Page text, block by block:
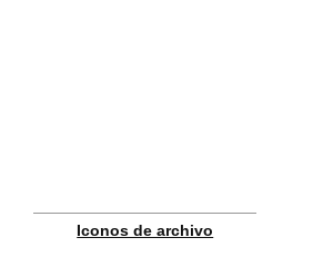
Iconos de archivo